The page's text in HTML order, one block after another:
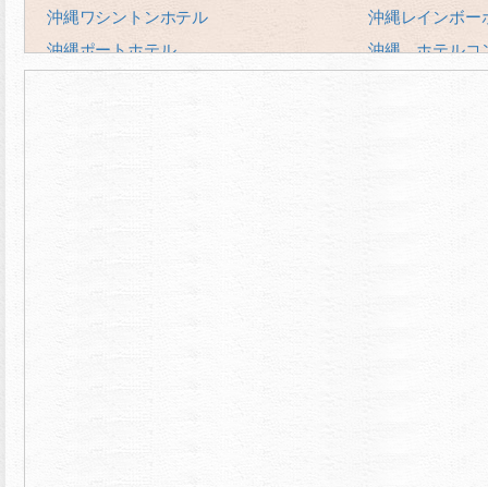
沖縄ワシントンホテル
沖縄レインボー
沖縄ポートホテル
沖縄 ホテルコ